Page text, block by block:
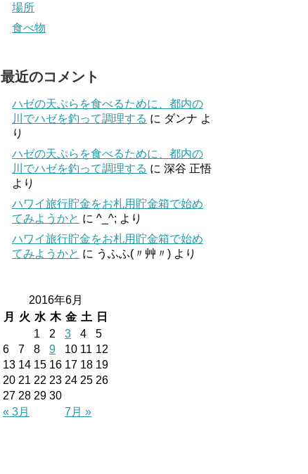
場所
食べ物
最近のコメント
ハゼの天ぷらを食べるために、都内の
川でハゼを釣って調理する に ダンナ よ
り
ハゼの天ぷらを食べるために、都内の
川でハゼを釣って調理する に 深谷 正悟
より
ハワイ旅行貯金をお札用貯金箱で始め
てみようかと に ^_^; より
ハワイ旅行貯金をお札用貯金箱で始め
てみようかと に うふふ(〃艸〃) より
2016年6月
月
火 水 木 金 土 日
« 3月 7月 »
1 2 3 4
5
6
7 8 9 10 11 12
13 14 15 16 17 18 19
20 21 22 23 24 25 26
27 28 29 30